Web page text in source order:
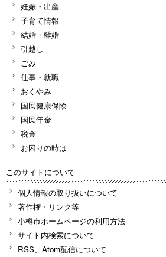
妊娠・出産
子育て情報
結婚・離婚
引越し
ごみ
仕事・就職
おくやみ
国民健康保険
国民年金
税金
お困りの時は
このサイトについて
個人情報の取り扱いについて
著作権・リンク等
小樽市ホームページの利用方法
サイト内検索について
RSS、Atom配信について